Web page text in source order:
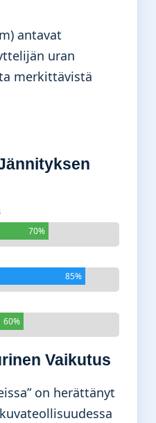
antavat
uran
merkittävistä
70%
85%
60%
Vaikutus
on herättänyt